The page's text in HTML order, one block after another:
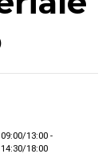
09:00/13:00 -
14:30/18:00